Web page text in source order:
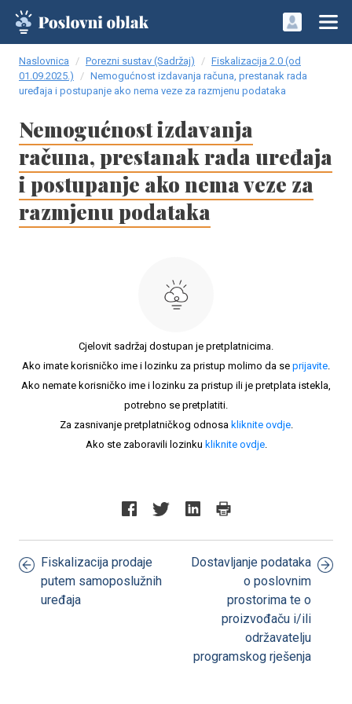
Naslovnica Porezni sustav (Sadržaj)
Fiskalizacija 2.0 (od
01.09.2025.)
Nemogućnost izdavanja računa, prestanak rada
uređaja i postupanje ako nema veze za razmjenu podataka
Nemogućnost izdavanja
računa, prestanak rada uređaja
i postupanje ako nema veze za
razmjenu podataka
Cjelovit sadržaj dostupan je pretplatnicima.
Ako imate korisničko ime i lozinku za pristup molimo da se prijavite.
Ako nemate korisničko ime i lozinku za pristup ili je pretplata istekla,
potrebno se pretplatiti.
Za zasnivanje pretplatničkog odnosa kliknite ovdje.
Ako ste zaboravili lozinku kliknite ovdje.
Fiskalizacija prodaje
putem samoposlužnih
uređaja
Dostavljanje podataka
o poslovnim
prostorima te o
proizvođaču i/ili
održavatelju
programskog rješenja